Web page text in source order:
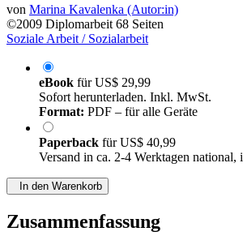
von Marina Kavalenka (Autor:in)
©2009 Diplomarbeit 68 Seiten
Soziale Arbeit / Sozialarbeit
eBook fürUS$ 29,99
Sofort herunterladen. Inkl. MwSt.
Format: PDF – für alle Geräte
Paperback fürUS$ 40,99
Versand in ca. 2-4 Werktagen
In den Warenkorb
Zusammenfassung